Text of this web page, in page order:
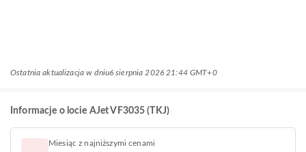
Ostatnia aktualizacja w dniu6 sierpnia 2026 21:44 GMT+0
Informacje o locie AJet VF3035 (TKJ)
Miesiąc z najniższymi cenami